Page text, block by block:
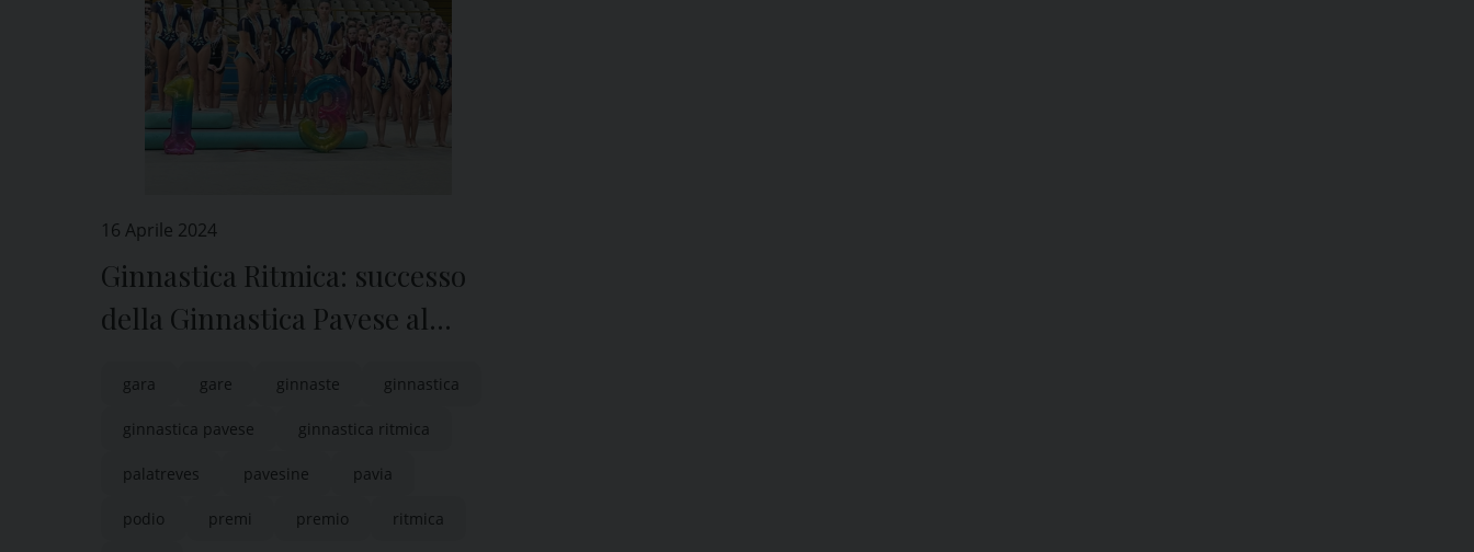
16 Aprile 2024
Ginnastica Ritmica: successo
della Ginnastica Pavese al
gara gare ginnaste ginnastica
ginnastica pavese ginnastica ritmica
palatreves pavesine pavia
podio premi premio ritmica